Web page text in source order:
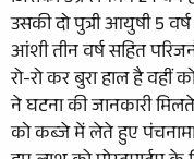
उसकी दो पुत्री आयुषी 5
आंशी तीन वर्ष सहित
रो-रो कर बुरा हाल है वहीं
ने घटना की जानकारी
को कब्जे में लेते हुए